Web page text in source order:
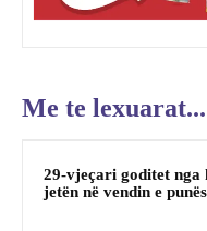
Me te lexuarat...
29-vjeçari goditet nga
jetën në vendin e